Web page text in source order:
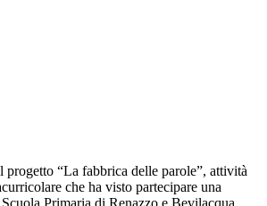
“La fabbrica delle parole”, attività
che ha visto partecipare una